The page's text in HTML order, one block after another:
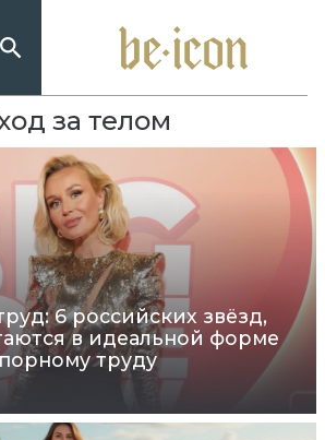
за телом
6 российских звёзд,
в идеальной форме
труду